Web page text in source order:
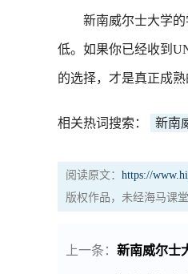
新南威尔士大学的
低。如果你已经收到
的选择，才是真正成熟
相关热词搜索： 新南
阅读原文： https://
版权作品，未经海马课
上一条： 新南威尔士